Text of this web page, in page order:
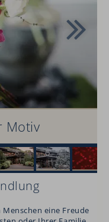
Motiv
eine Freude